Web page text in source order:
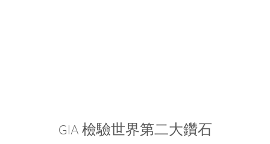
GIA 檢驗世界第二大鑽石